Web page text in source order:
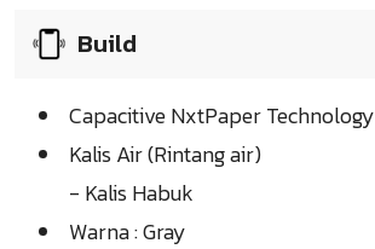
Build
Capacitive NxtPaper Technology
Kalis Air (Rintang air)
- Kalis Habuk
Warna : Gray